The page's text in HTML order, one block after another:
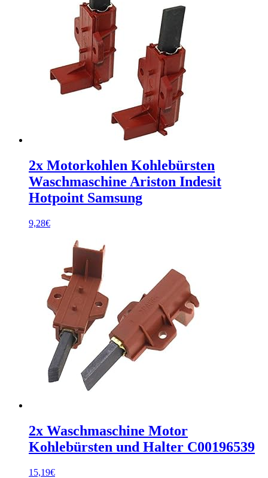
2x Motorkohlen Kohlebürsten
Waschmaschine Ariston Indesit
Hotpoint Samsung
9,28€
2x Waschmaschine Motor
Kohlebürsten und Halter C00196539
15,19€